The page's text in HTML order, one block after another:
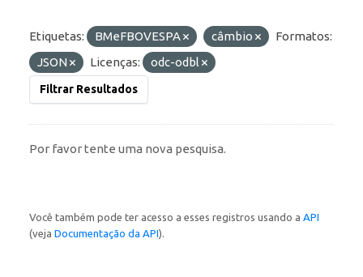
Etiquetas: BMeFBOVESPA câmbio
Formatos:
JSON
Licenças: odc-odbl
Filtrar Resultados
Por favor tente uma nova pesquisa.
Você também pode ter acesso a esses registros usando a API
(veja Documentação da API).